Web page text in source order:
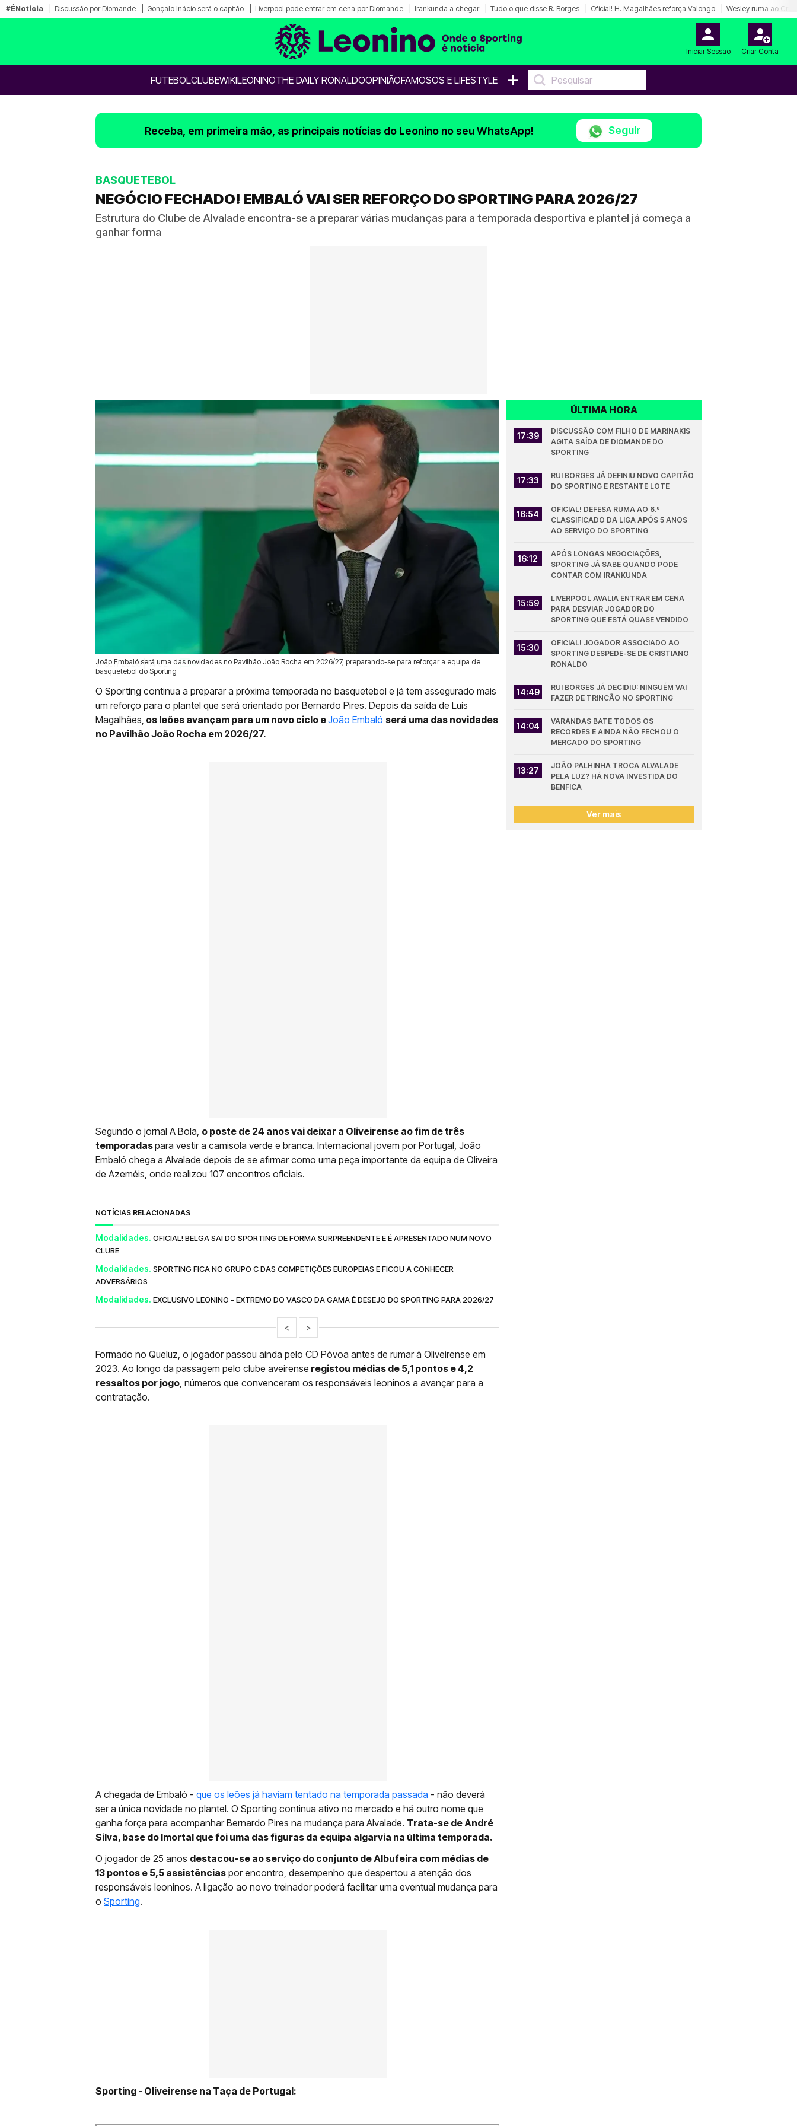
#ÉNotícia Discussão por Diomande Gonçalo Inácio será o capitão Liverpool pode entrar em cena por Diomande Irankunda a chegar Tudo o que disse R. Borges Oficial! H. Magalhães reforça Valongo Wesley ruma ao
Iniciar Sessão Criar Conta
FUTEBOLCLUBEWIKILEONINOTHE DAILY RONALDOOPINIÃOFAMOSOS E LIFESTYLE +
Receba, em primeira mão, as principais notícias do Leonino no seu WhatsApp! Seguir
BASQUETEBOL
NEGÓCIO FECHADO! EMBALÓ VAI SER REFORÇO DO SPORTING PARA 2026/27
Estrutura do Clube de Alvalade encontra-se a preparar várias mudanças para a temporada desportiva e plantel já começa a
ganhar forma
João Embaló será uma das novidades no Pavilhão João Rocha em 2026/27, preparando-se para reforçar a equipa de
basquetebol do Sporting
17 Jun 2026 | 14:02 | 0
O Sporting continua a preparar a próxima temporada no basquetebol e já tem assegurado mais
um reforço para o plantel que será orientado por Bernardo Pires. Depois da saída de Luís
Magalhães, os leões avançam para um novo ciclo eJoão Embaló será uma das novidades
no Pavilhão João Rocha em 2026/27.
Segundo o jornal A Bola, o poste de 24 anos vai deixar a Oliveirense ao fim de três
temporadaspara vestir a camisola verde e branca. Internacional jovem por Portugal, João
Embaló chega a Alvalade depois de se afirmar como uma peça importante da equipa de Oliveira
de Azeméis, onde realizou 107 encontros oficiais.
NOTÍCIAS RELACIONADAS
Modalidades. OFICIAL! BELGA SAI DO SPORTING DE FORMA SURPREENDENTE E É APRESENTADO NUM NOVO
CLUBE
Modalidades. SPORTING FICA NO GRUPO C DAS COMPETIÇÕES EUROPEIAS E FICOU A CONHECER
ADVERSÁRIOS
Modalidades. EXCLUSIVO LEONINO - EXTREMO DO VASCO DA GAMA É DESEJO DO SPORTING PARA 2026/27
< >
Formado no Queluz, o jogador passou ainda pelo CD Póvoa antes de rumar à Oliveirense em
2023. Ao longo da passagem pelo clube aveirense registou médias de 5,1 pontos e 4,2
ressaltos por jogo , números que convenceram os responsáveis leoninos a avançar para a
contratação.
A chegada de Embaló - que os leões já haviam tentado na temporada passada - não deverá
ser a única novidade no plantel. O Sporting continua ativo no mercado e há outro nome que
ganha força para acompanhar Bernardo Pires na mudança para Alvalade. Trata-se de André
Silva, base do Imortal que foi uma das figuras da equipa algarvia na última temporada.
O jogador de 25 anos destacou-se ao serviço do conjunto de Albufeira com médias de
13 pontos e 5,5 assistências por encontro, desempenho que despertou a atenção dos
responsáveis leoninos. A ligação ao novo treinador poderá facilitar uma eventual mudança para
o Sporting.
Sporting - Oliveirense na Taça de Portugal:
ÚLTIMA HORA
17:39
DISCUSSÃO COM FILHO DE MARINAKIS
AGITA SAÍDA DE DIOMANDE DO
SPORTING
17:33
RUI BORGES JÁ DEFINIU NOVO CAPITÃO
DO SPORTING E RESTANTE LOTE
16:54
OFICIAL! DEFESA RUMA AO 6.º
CLASSIFICADO DA LIGA APÓS 5 ANOS
AO SERVIÇO DO SPORTING
16:12
APÓS LONGAS NEGOCIAÇÕES,
SPORTING JÁ SABE QUANDO PODE
CONTAR COM IRANKUNDA
15:59
LIVERPOOL AVALIA ENTRAR EM CENA
PARA DESVIAR JOGADOR DO
SPORTING QUE ESTÁ QUASE VENDIDO
15:30
OFICIAL! JOGADOR ASSOCIADO AO
SPORTING DESPEDE-SE DE CRISTIANO
RONALDO
14:49
RUI BORGES JÁ DECIDIU: NINGUÉM VAI
FAZER DE TRINCÃO NO SPORTING
14:04
VARANDAS BATE TODOS OS
RECORDES E AINDA NÃO FECHOU O
MERCADO DO SPORTING
13:27
JOÃO PALHINHA TROCA ALVALADE
PELA LUZ? HÁ NOVA INVESTIDA DO
BENFICA
Ver mais